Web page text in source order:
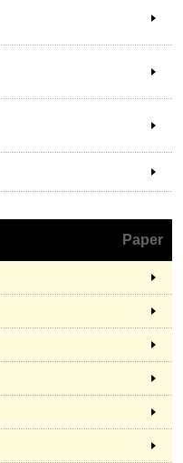
Paper